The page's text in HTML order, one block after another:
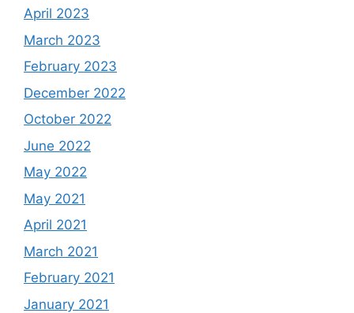
April 2023
March 2023
February 2023
December 2022
October 2022
June 2022
May 2022
May 2021
April 2021
March 2021
February 2021
January 2021